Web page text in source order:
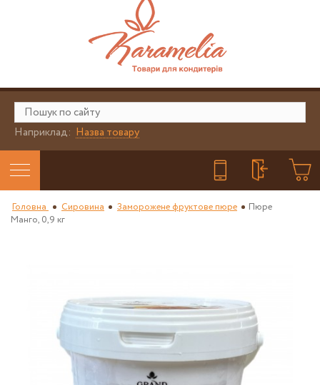
Наприклад: Назва товару
Головна Сировина Заморожене фруктове пюре
Пюре
Манго, 0,9 кг